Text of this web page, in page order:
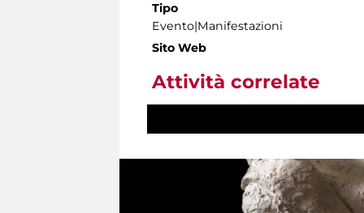
Tipo
Evento|Manifestazioni
Sito Web
Attività correlate